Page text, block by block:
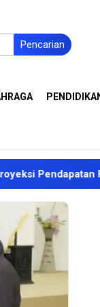
Pencarian
Triliun